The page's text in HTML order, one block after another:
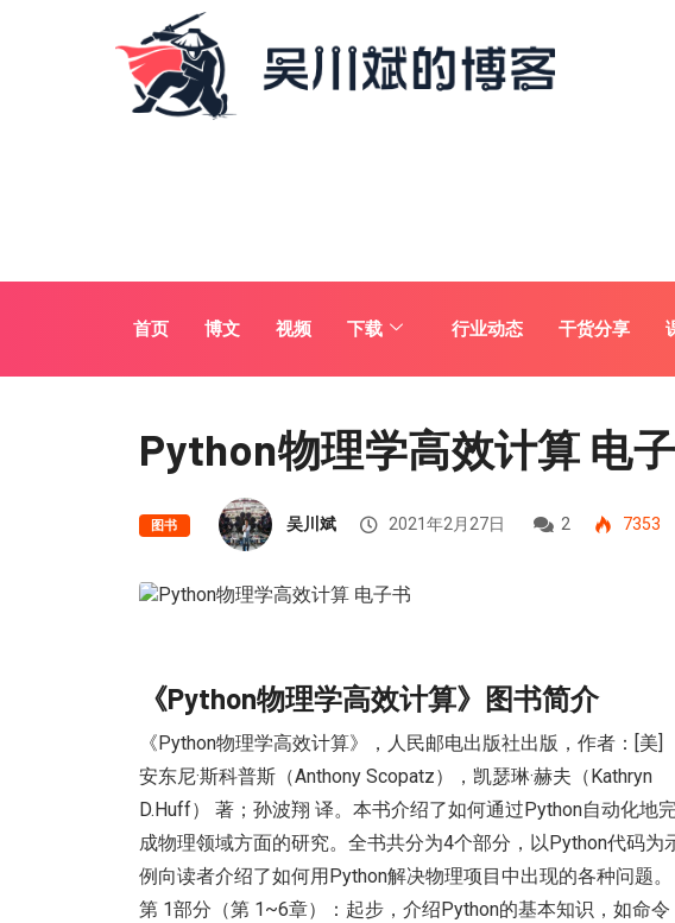
首页 博文 视频 下载 行业动态 干货分享
Python物理学高效计算 电
图书 吴川斌 2021年2月27日 2 7353
《Python物理学高效计算》图书简介
《Python物理学高效计算》，人民邮电出版社出版，作者：[美]
安东尼·斯科普斯（Anthony Scopatz），凯瑟琳·赫夫（Kathryn
D.Huff） 著；孙波翔 译。本书介绍了如何通过Python自动化地
成物理领域方面的研究。全书共分为4个部分，以Python代码为
例向读者介绍了如何用Python解决物理项目中出现的各种问题。
第 1部分（第 1~6章）：起步，介绍Python的基本知识，如命令